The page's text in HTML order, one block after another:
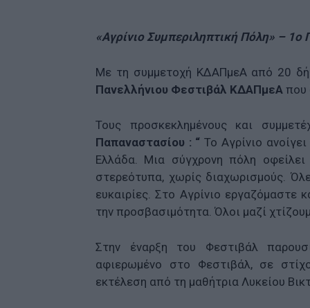
«Αγρίνιο Συμπεριληπτική Πόλη» –
Με τη συμμετοχή ΚΔΑΠμεΑ από 20
Πανελλήνιου Φεστιβάλ ΚΔΑΠμεΑ που
Τους προσκεκλημένους και
Παπαναστασίου : “ Το Αγρίνιο
Ελλάδα. Μια σύγχρονη πόλη οφείλει
στερεότυπα, χωρίς διαχωρισμούς.
ευκαιρίες. Στο Αγρίνιο εργαζόμαστε
την προσβασιμότητα. Όλοι μαζί
Στην έναρξη του Φεστιβάλ
αφιερωμένο στο Φεστιβάλ, σε
εκτέλεση από τη μαθήτρια Λυκείου